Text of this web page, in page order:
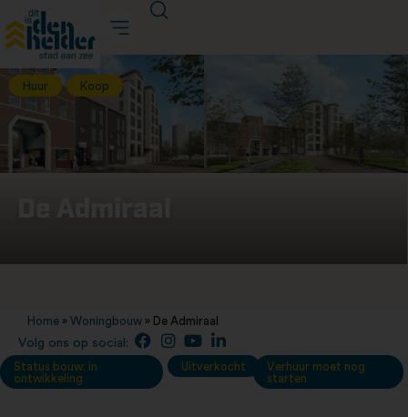
Huur Koop
Home » Woningbouw » De Admiraal
Volg ons op social:
Status bouw: in
ontwikkeling
Uitverkocht
Verhuur moet nog
starten